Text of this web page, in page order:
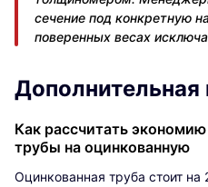
сечение под конкретную
поверенных весах
Как рассчитать
трубы на оцинкованную
Оцинкованная труба стоит